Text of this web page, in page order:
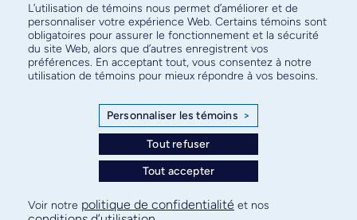
Abonnez-vous à notre infolettre
pour connaître l’actualité facultaire
L’utilisation de témoins nous permet d’améliorer et de
personnaliser votre expérience Web. Certains témoins sont
obligatoires pour assurer le fonctionnement et la sécurité
du site Web, alors que d’autres enregistrent vos
préférences. En acceptant tout, vous consentez à notre
utilisation de témoins pour mieux répondre à vos besoins.
Personnaliser les témoins >
Tout refuser
Tout accepter
Voir notre politique de confidentialité et nos